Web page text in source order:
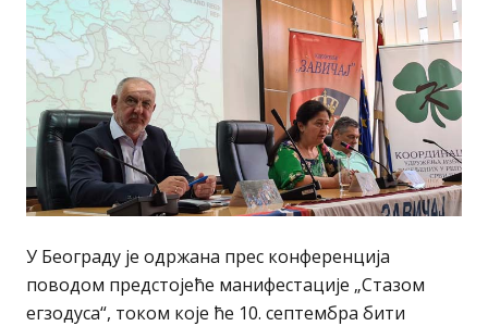
У Београду је одржана прес конференција
поводом предстојеће манифестације „Стазом
егзодуса“, током које ће 10. септембра бити